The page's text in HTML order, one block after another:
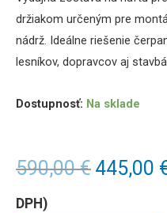
590,00€ 445,00
DPH)
držiakom určeným pre
nádrž. Ideálne riešenie
lesníkov, dopravcov aj
Dostupnosť: Na sklade